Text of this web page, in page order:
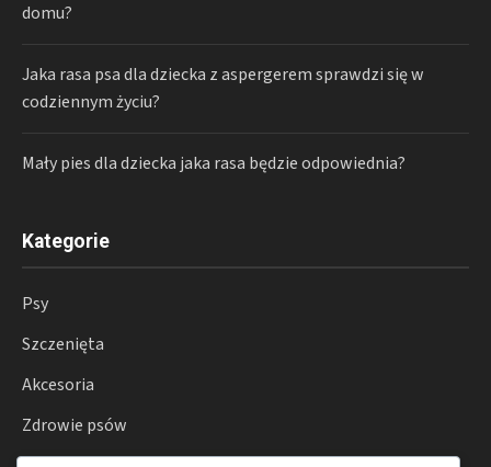
domu?
Jaka rasa psa dla dziecka z aspergerem sprawdzi się w
codziennym życiu?
Mały pies dla dziecka jaka rasa będzie odpowiednia?
Kategorie
Psy
Szczenięta
Akcesoria
Zdrowie psów